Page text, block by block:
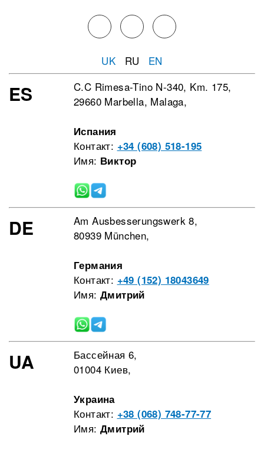
UK RU EN
ES
C.C Rimesa-Tino N-340, Km. 175,
29660 Marbella, Malaga,
Испания
Контакт: +34 (608) 518-195
Имя: Виктор
DE
Am Ausbesserungswerk 8,
80939 München,
Германия
Контакт: +49 (152) 18043649
Имя: Дмитрий
UA
Бассейная 6,
01004 Киев,
Украина
Контакт: +38 (068) 748-77-77
Имя: Дмитрий